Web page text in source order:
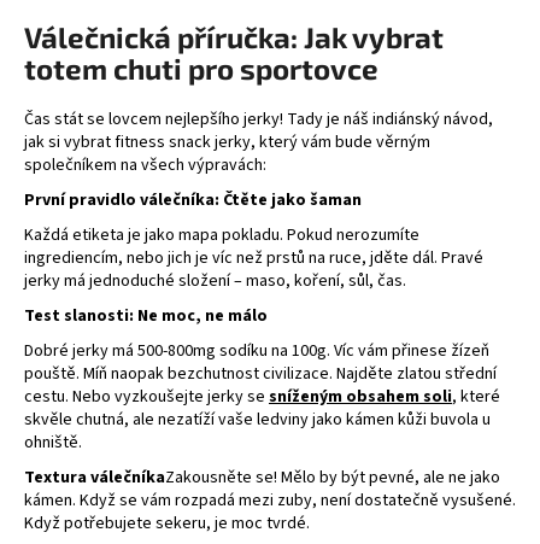
Válečnická příručka: Jak vybrat
totem chuti pro sportovce
Čas stát se lovcem nejlepšího jerky! Tady je náš indiánský návod,
jak si vybrat fitness snack jerky, který vám bude věrným
společníkem na všech výpravách:
První pravidlo válečníka: Čtěte jako šaman
Každá etiketa je jako mapa pokladu. Pokud nerozumíte
ingrediencím, nebo jich je víc než prstů na ruce, jděte dál. Pravé
jerky má jednoduché složení – maso, koření, sůl, čas.
Test slanosti: Ne moc, ne málo
Dobré jerky má 500-800mg sodíku na 100g. Víc vám přinese žízeň
pouště. Míň naopak bezchutnost civilizace. Najděte zlatou střední
cestu. Nebo vyzkoušejte jerky se sníženým obsahem soli, které
skvěle chutná, ale nezatíží vaše ledviny jako kámen kůži buvola u
ohniště.
Textura válečníkaZakousněte se! Mělo by být pevné, ale ne jako
kámen. Když se vám rozpadá mezi zuby, není dostatečně vysušené.
Když potřebujete sekeru, je moc tvrdé.